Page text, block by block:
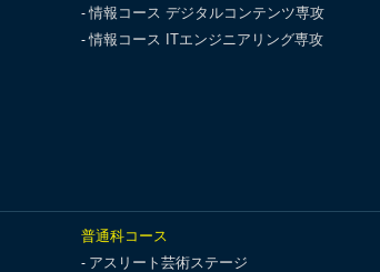
情報コース デジタルコンテンツ専攻
情報コース ITエンジニアリング専攻
普通科コース
アスリート芸術ステージ